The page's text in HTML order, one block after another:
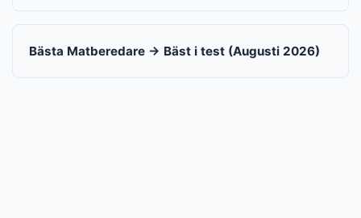
Bästa Matberedare → Bäst i test (Augusti 2026)